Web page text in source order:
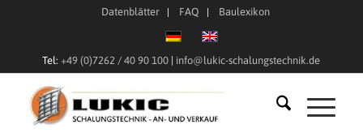
Datenblätter FAQ Baulexikon
Tel: +49 (0)7262 / 40 90 100 info@lukic-schalungstechnik.de